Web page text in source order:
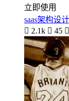
立即使用
saas架构设
 2.1k  45 